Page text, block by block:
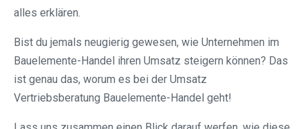
alles erklären.
Bist du jemals neugierig gewesen, wie Unternehmen im
Bauelemente-Handel ihren Umsatz steigern können? Das
ist genau das, worum es bei der Umsatz
Vertriebsberatung Bauelemente-Handel geht!